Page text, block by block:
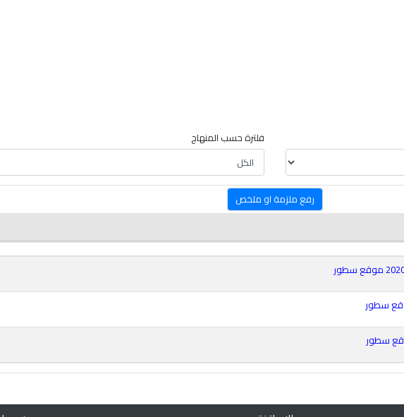
فلترة حسب المنهاج
رفع ملزمة او ملخص